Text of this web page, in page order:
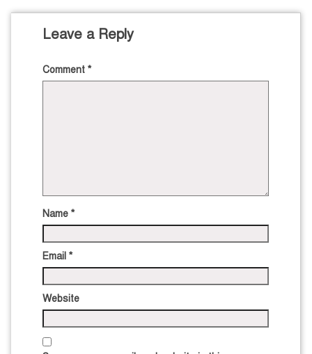
Leave a Reply
Comment *
Name *
Email *
Website